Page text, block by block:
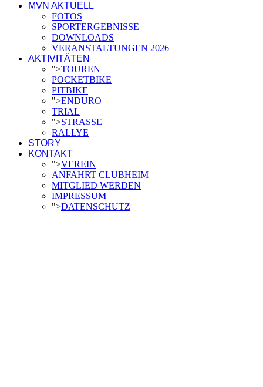
MVN AKTUELL
FOTOS
SPORTERGEBNISSE
DOWNLOADS
VERANSTALTUNGEN 2026
AKTIVITÄTEN
">TOUREN
POCKETBIKE
PITBIKE
">ENDURO
TRIAL
">STRASSE
RALLYE
STORY
KONTAKT
">VEREIN
ANFAHRT CLUBHEIM
MITGLIED WERDEN
IMPRESSUM
">DATENSCHUTZ